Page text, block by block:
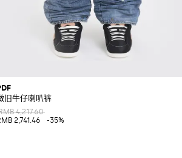
旧牛仔喇叭裤
4,217.60
2,741.46
-35%